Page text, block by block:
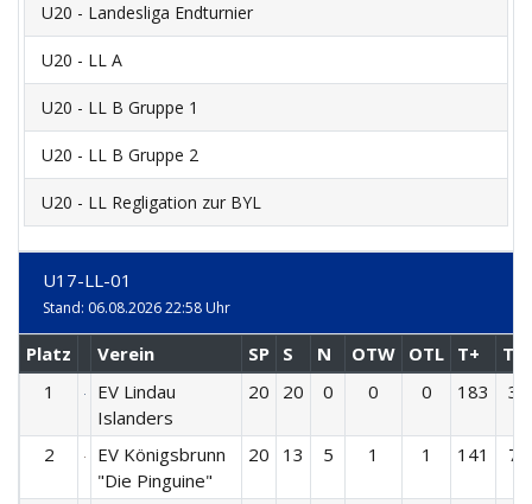
U20 - Landesliga Endturnier
U20 - LL A
U20 - LL B Gruppe 1
U20 - LL B Gruppe 2
U20 - LL Regligation zur BYL
U17-LL-01
Stand: 06.08.2026 22:58 Uhr
Platz Verein SP S N OTW OTL T+
T-
1
EV Lindau
Islanders
20 20 0 0 0 183 33
2
EV Königsbrunn
"Die Pinguine"
20 13 5 1 1 141 77